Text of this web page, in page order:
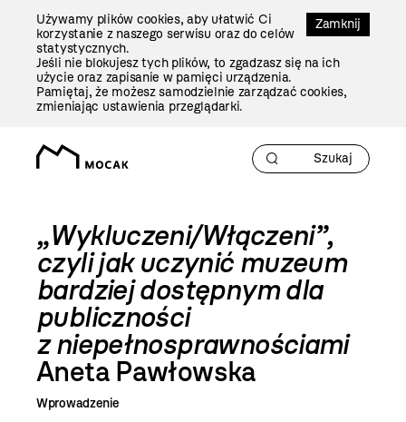
Zamknij
Używamy plików cookies, aby ułatwić Ci
korzystanie z naszego serwisu oraz do celów
statystycznych.
Jeśli nie blokujesz tych plików, to zgadzasz się na ich
użycie oraz zapisanie w pamięci urządzenia.
Pamiętaj, że możesz samodzielnie zarządzać cookies,
zmieniając ustawienia przeglądarki.
„Wykluczeni/Włączeni”,
czyli jak uczynić muzeum
bardziej dostępnym dla
publiczności
z niepełnosprawnościami
Aneta Pawłowska
Wprowadzenie